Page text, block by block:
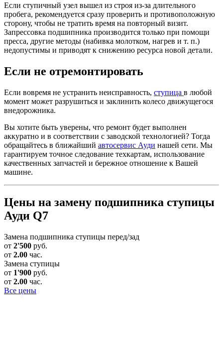
Если ступичный узел вышел из строя из-за длительного
пробега, рекомендуется сразу проверить и противоположную
сторону, чтобы не тратить время на повторный визит.
Запрессовка подшипника производится только при помощи
пресса, другие методы (набивка молотком, нагрев и т. п.)
недопустимы и приводят к снижению ресурса новой детали.
Если не отремонтировать
Если вовремя не устранить неисправность, ступица в любой
момент может разрушиться и заклинить колесо движущегося
внедорожника.
Вы хотите быть уверены, что ремонт будет выполнен
аккуратно и в соответствии с заводской технологией? Тогда
обращайтесь в ближайший автосервис Ауди нашей сети. Мы
гарантируем точное следование техкартам, использование
качественных запчастей и бережное отношение к Вашей
машине.
Цены на замену подшипника ступицы
Ауди Q7
Замена подшипника ступицы перед/зад
от 2'500 руб.
от 2.00 час.
Замена ступицы
от 1'900 руб.
от 2.00 час.
Все цены